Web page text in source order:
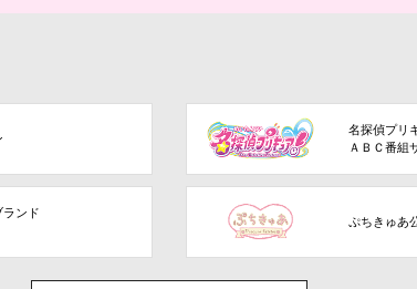
名探偵プリ
ＡＢＣ番組
ンド
ぷちきゅあ